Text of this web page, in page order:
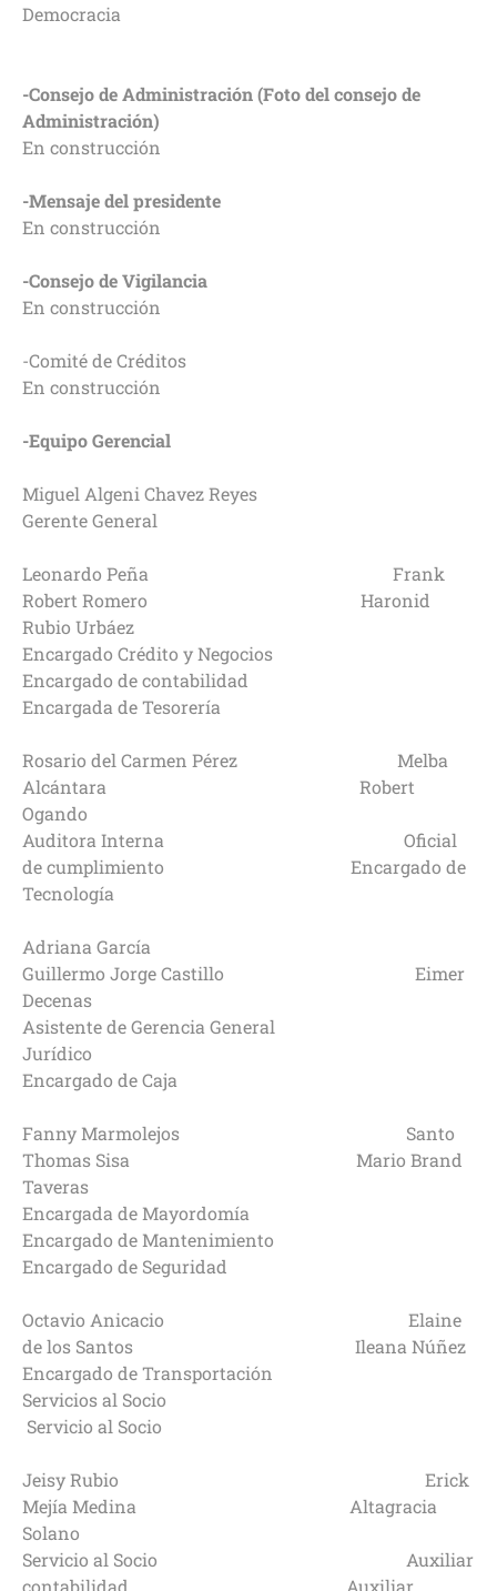
Democracia
-Consejo de Administración (Foto del consejo de
Administración)
En construcción
-Mensaje del presidente
En construcción
-Consejo de Vigilancia
En construcción
-Comité de Créditos
En construcción
-Equipo Gerencial
Miguel Algeni Chavez Reyes
Gerente General
Leonardo Peña Frank
Robert Romero Haronid
Rubio Urbáez
Encargado Crédito y Negocios
Encargado de contabilidad
Encargada de Tesorería
Rosario del Carmen Pérez Melba
Alcántara Robert
Ogando
Auditora Interna Oficial
de cumplimiento Encargado de
Tecnología
Adriana García
Guillermo Jorge Castillo Eimer
Decenas
Asistente de Gerencia General
Jurídico
Encargado de Caja
Fanny Marmolejos Santo
Thomas Sisa Mario Brand
Taveras
Encargada de Mayordomía
Encargado de Mantenimiento
Encargado de Seguridad
Octavio Anicacio Elaine
de los Santos Ileana Núñez
Encargado de Transportación
Servicios al Socio
Servicio al Socio
Jeisy Rubio Erick
Mejía Medina Altagracia
Solano
Servicio al Socio Auxiliar
contabilidad Auxiliar